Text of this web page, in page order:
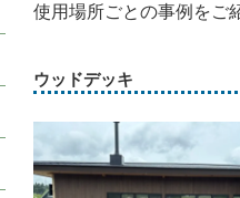
使用場所ごとの事例をご
ウッドデッキ